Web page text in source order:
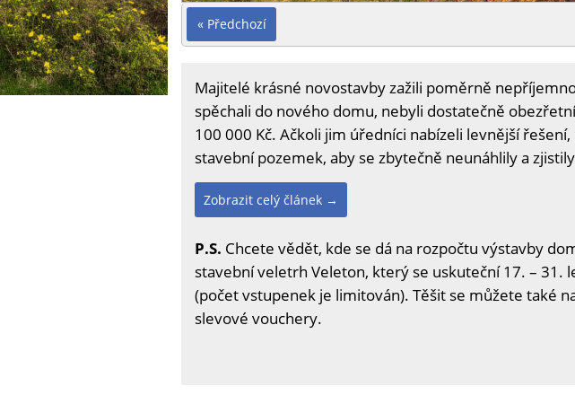
« Předchozí
Majitelé krásné novostavby zažili poměrně
spěchali do nového domu, nebyli dostatečně
100 000 Kč. Ačkoli jim úředníci nabízeli levnější
stavební pozemek, aby se zbytečně neunáhlily a
Zobrazit celý článek →
P.S. Chcete vědět, kde se dá na rozpočtu výstavby
stavební veletrh Veleton, který se uskuteční 17. – 31.
(počet vstupenek je limitován). Těšit se můžete také
slevové vouchery.